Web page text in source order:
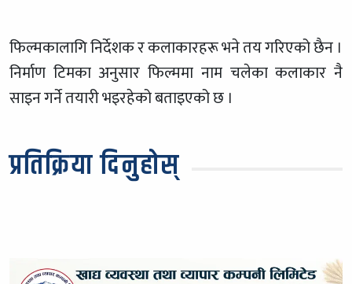
फिल्मकालागि निर्देशक र कलाकारहरू भने तय गरिएको छैन ।
निर्माण टिमका अनुसार फिल्ममा नाम चलेका कलाकार नै
साइन गर्ने तयारी भइरहेको बताइएको छ ।
प्रतिक्रिया दिनुहोस्